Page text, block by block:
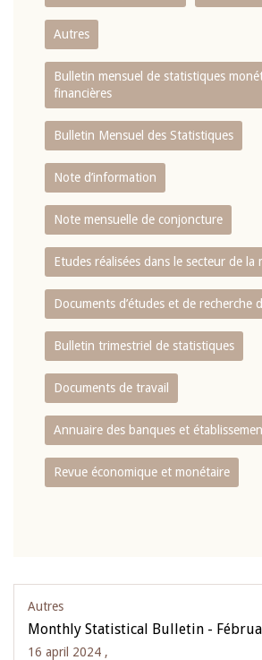
Autres
Bulletin mensuel de statistiques
financières
Bulletin Mensuel des Statistiques
Note d’information
Note mensuelle de conjoncture
Etudes réalisées dans le secteur de la
Documents d’études et de recherche
Bulletin trimestriel de statistiques
Documents de travail
Annuaire des banques et
Revue économique et monétaire
Autres
Monthly Statistical Bulletin -
16 april 2024 ,